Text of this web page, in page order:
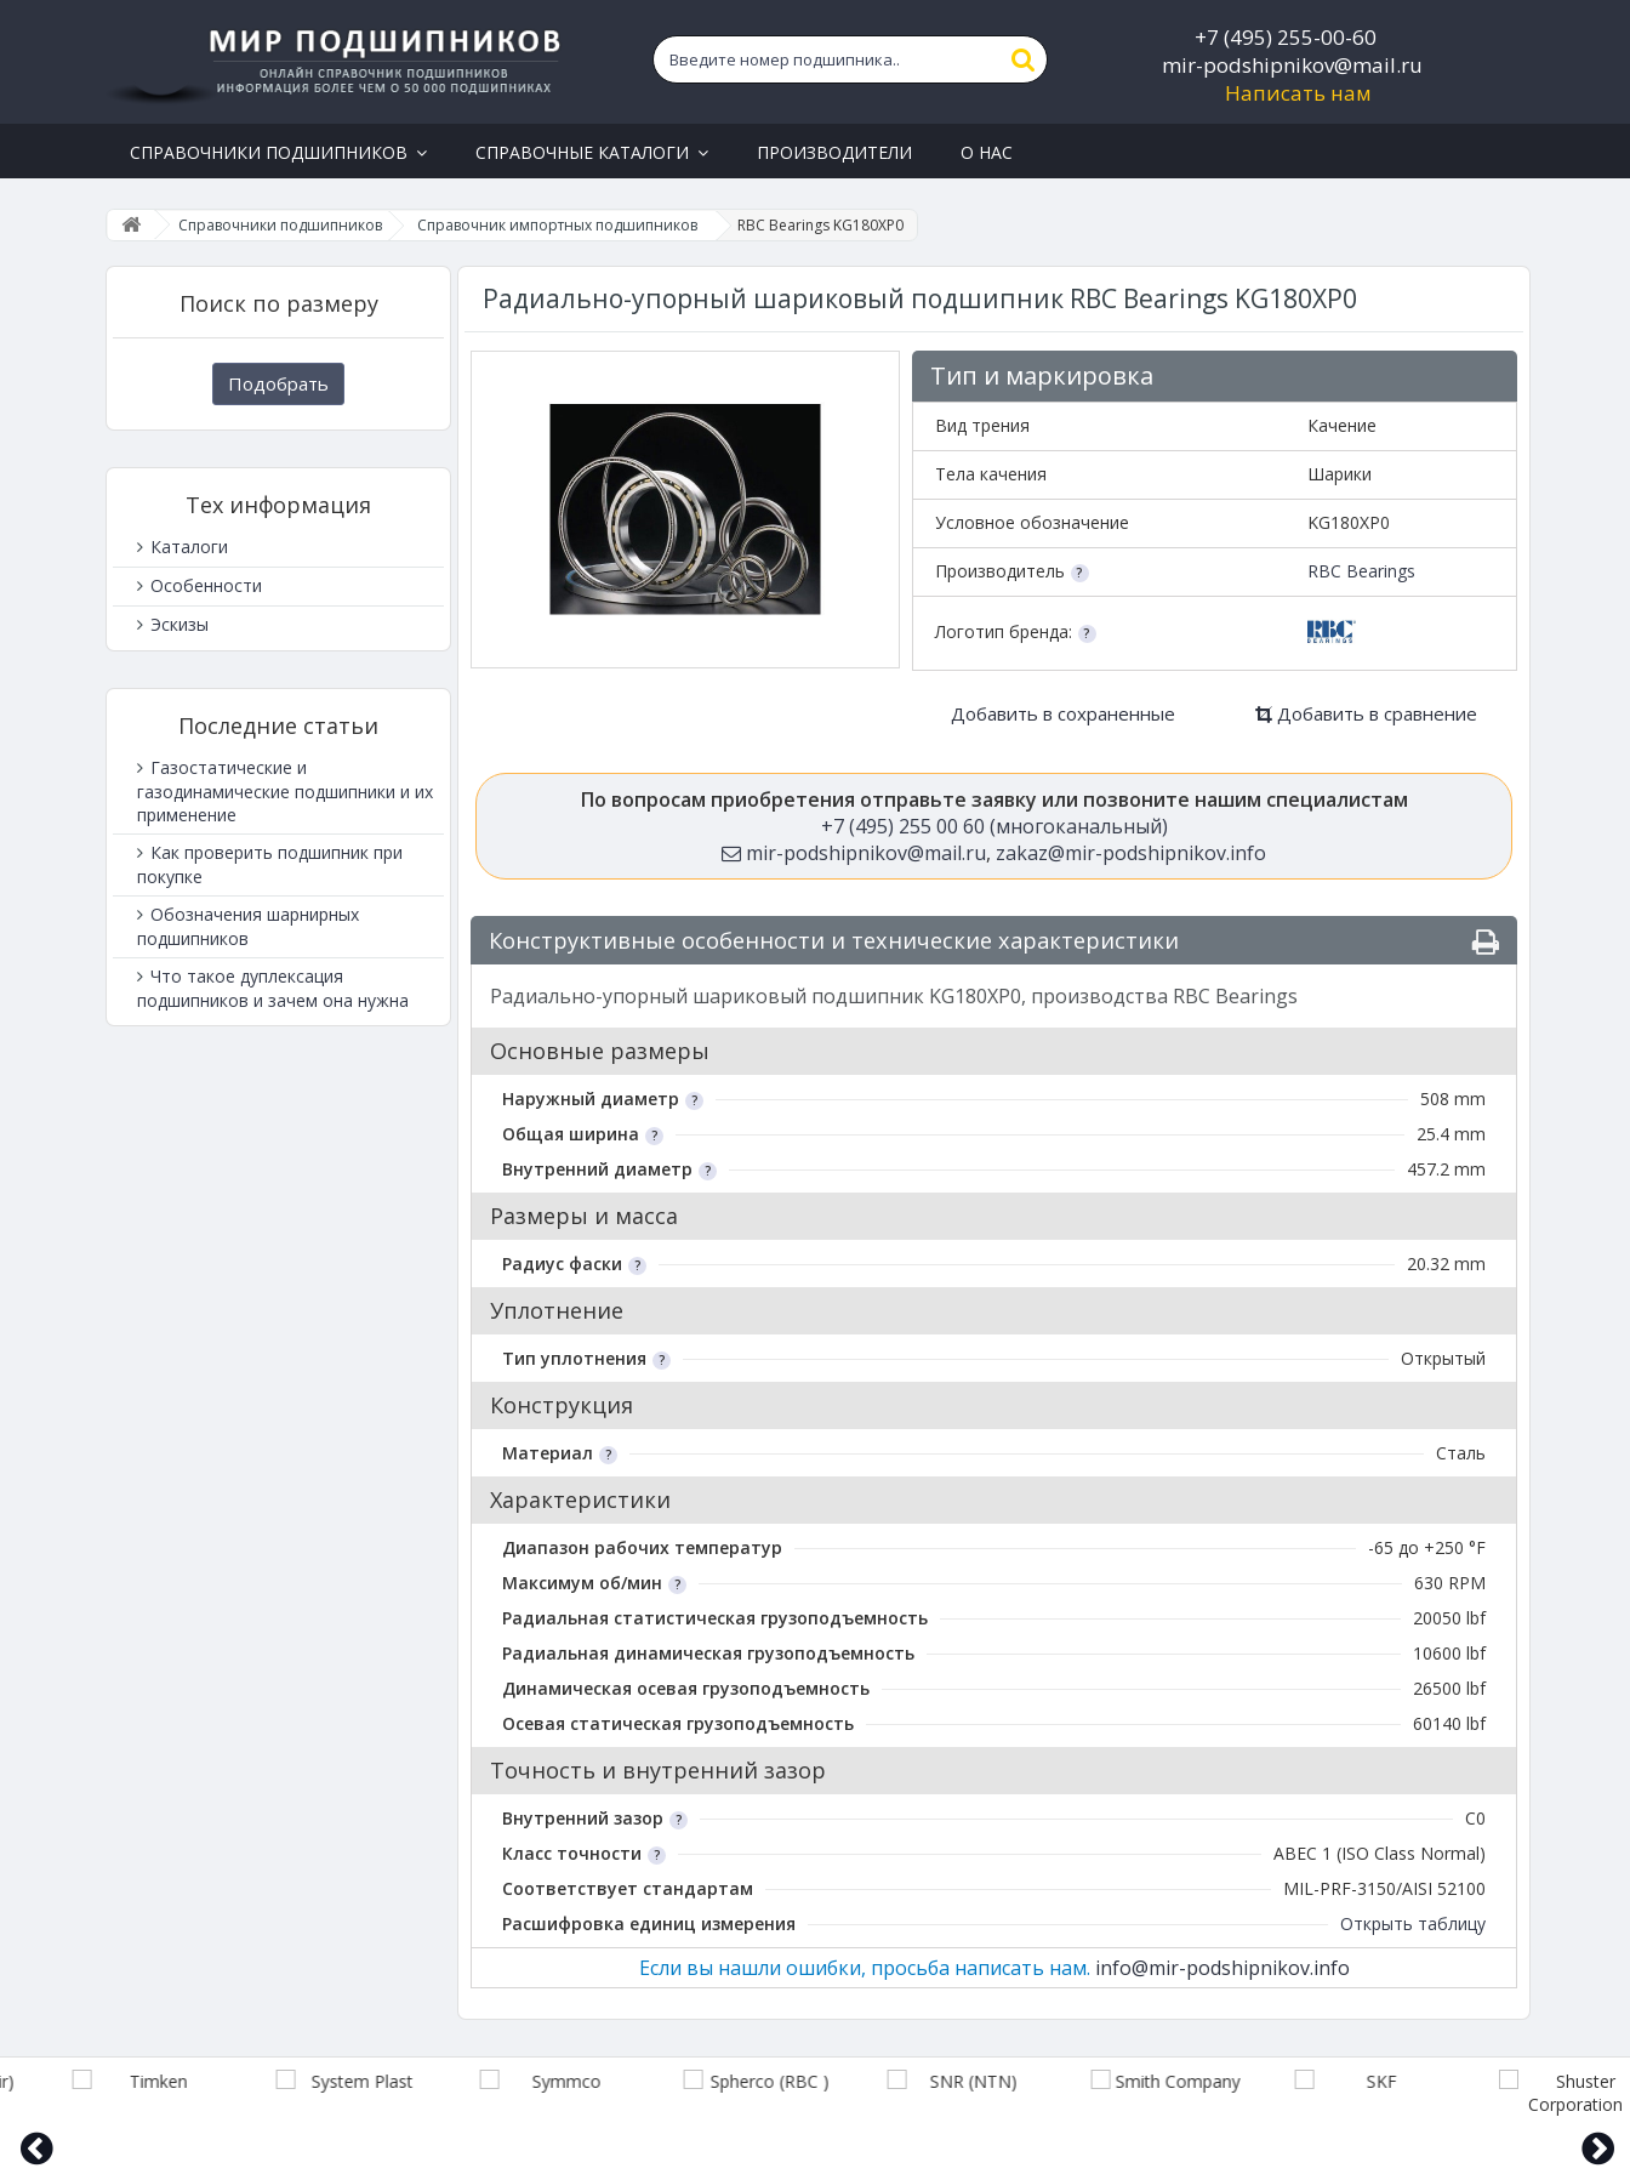
+7 (495) 255-00-60
mir-podshipnikov@mail.ru
Написать нам
СПРАВОЧНИКИ ПОДШИПНИКОВ СПРАВОЧНЫЕ КАТАЛОГИ ПРОИЗВОДИТЕЛИ О НАС
Справочники подшипников Справочник импортных подшипников RBC Bearings KG180XP0
Поиск по размеру
Подобрать
Тех информация
Каталоги
Особенности
Эскизы
Последние статьи
Газостатические и
газодинамические подшипники и их
применение
Как проверить подшипник при
покупке
Обозначения шарнирных
подшипников
Что такое дуплексация
подшипников и зачем она нужна
Радиально-упорный шариковый подшипник RBC Bearings KG180XP0
Тип и маркировка
Вид трения Качение
Тела качения Шарики
Условное обозначение KG180XP0
Производитель RBC Bearings
Логотип бренда:
Добавить в сохраненные Добавить в сравнение
По вопросам приобретения отправьте заявку или позвоните нашим специалистам
+7 (495) 255 00 60 (многоканальный)
mir-podshipnikov@mail.ru, zakaz@mir-podshipnikov.info
Конструктивные особенности и технические характеристики
Радиально-упорный шариковый подшипник KG180XP0, производства RBC Bearings
Основные размеры
Наружный диаметр
508 mm
Общая ширина
25.4 mm
Внутренний диаметр
457.2 mm
Размеры и масса
Радиус фаски 20.32 mm
Уплотнение
Тип уплотнения Открытый
Конструкция
Материал Сталь
Характеристики
Диапазон рабочих температур
-65 до +250 °F
Максимум об/мин
630 RPM
Радиальная статистическая грузоподъемность
20050 lbf
Радиальная динамическая грузоподъемность
10600 lbf
Динамическая осевая грузоподъемность
26500 lbf
Осевая статическая грузоподъемность
60140 lbf
Точность и внутренний зазор
Внутренний зазор
C0
Класс точности
ABEC 1 (ISO Class Normal)
Соответствует стандартам
MIL-PRF-3150/AISI 52100
Расшифровка единиц измерения
Открыть таблицу
Если вы нашли ошибки, просьба написать нам. info@mir-podshipnikov.info